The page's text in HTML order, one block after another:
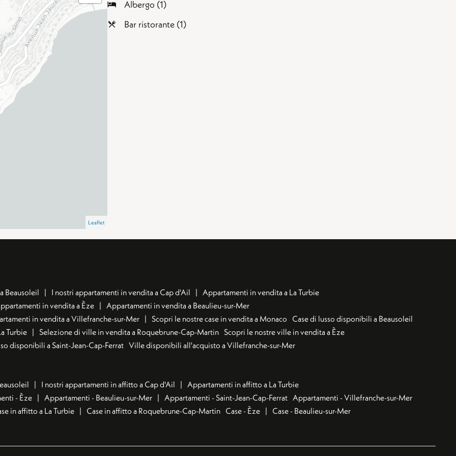
Leaflet
Albergo (1)
Bar ristorante (1)
Beausoleil I nostri appartamenti in vendita a Cap d'Ail
Appartamenti in vendita a La Turbie
in vendita a Èze
Appartamenti in vendita a Beaulieu-sur-Mer
in vendita a Villefranche-sur-Mer
Scopri le nostre case in vendita a Monaco Case di lusso disponibili a Beausoleil
Turbie
Selezione di ville in vendita a Roquebrune-Cap-Martin Scopri le nostre ville in vendita a Èze
disponibili a Saint-Jean-Cap-Ferrat Ville disponibili all'acquisto a Villefranche-sur-Mer
I nostri appartamenti in affitto a Cap d'Ail
Appartamenti in affitto a La Turbie
- Èze
Appartamenti - Beaulieu-sur-Mer Appartamenti - Saint-Jean-Cap-Ferrat Appartamenti - Villefranche-sur-Mer
in affitto a La Turbie
Case in affitto a Roquebrune-Cap-Martin Case - Èze Case - Beaulieu-sur-Mer